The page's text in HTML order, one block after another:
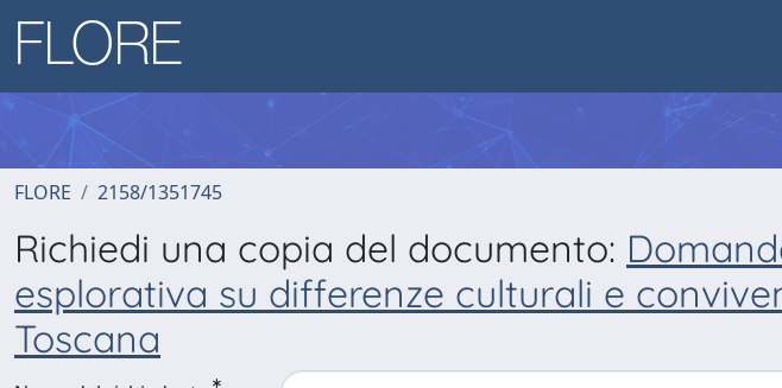
FLORE 2158/1351745
Richiedi una copia del documento:
esplorativa su differenze culturali e
Toscana